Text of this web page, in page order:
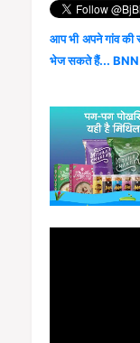
आप भी अपने गांव
भेज सकते हैं... BNN